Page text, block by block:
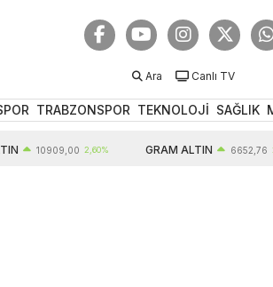
Ara Canlı TV
TRABZONSPOR TEKNOLOJİ SAĞLIK
10909,00 2,60% GRAM ALTIN 6652,76 2,47%